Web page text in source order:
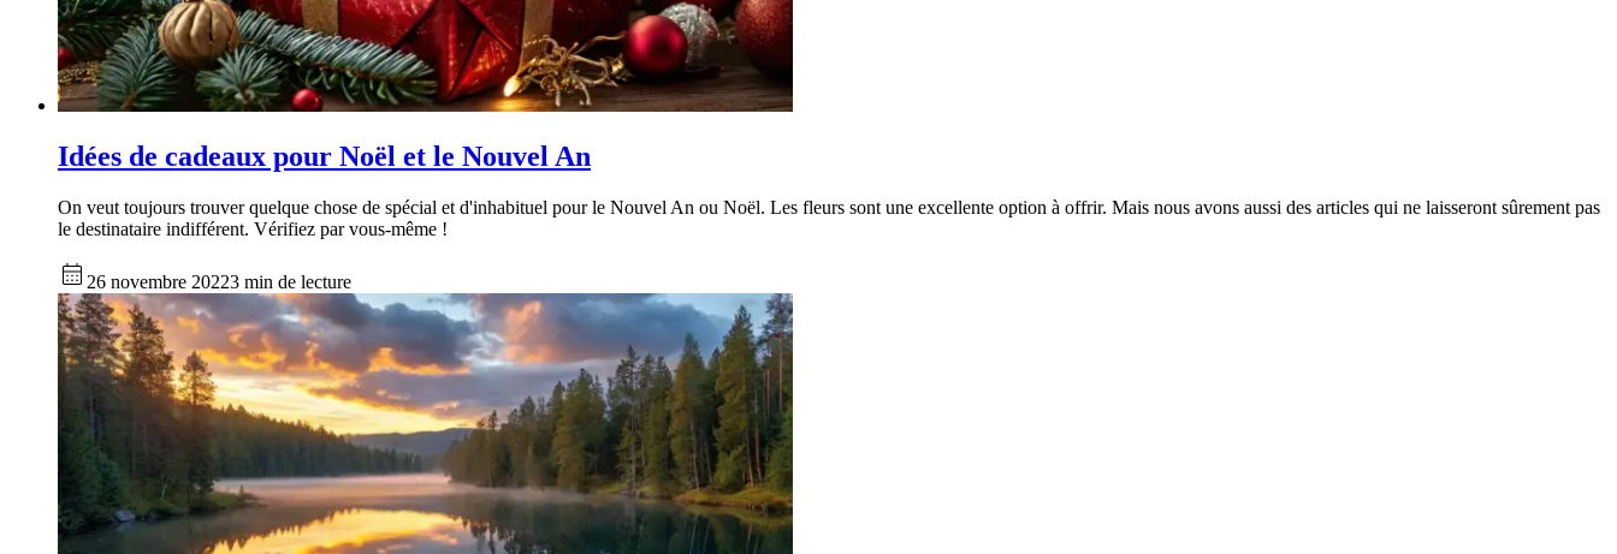
Idées de cadeaux pour Noël et le Nouvel An
On veut toujours trouver quelque chose de spécial et d'inhabituel pour le Nouvel An ou Noël. Les fleurs sont une excellente option à offrir. Mais nous avons aussi des articles qui ne laisseront sûrement pas
le destinataire indifférent. Vérifiez par vous-même !
26 novembre 20223 min de lecture